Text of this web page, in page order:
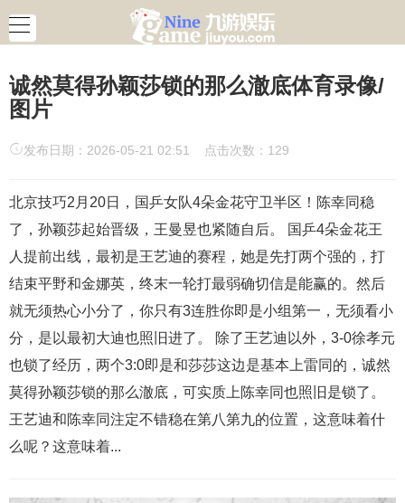
诚然莫得孙颖莎锁的那么澈底体育录像/
图片
发布日期：2026-05-21 02:51 点击次数：129
北京技巧2月20日，国乒女队4朵金花守卫半区！陈幸同稳
了，孙颖莎起始晋级，王曼昱也紧随自后。 国乒4朵金花王
人提前出线，最初是王艺迪的赛程，她是先打两个强的，打
结束平野和金娜英，终末一轮打最弱确切信是能赢的。然后
就无须热心小分了，你只有3连胜你即是小组第一，无须看小
分，是以最初大迪也照旧进了。 除了王艺迪以外，3-0徐孝元
也锁了经历，两个3:0即是和莎莎这边是基本上雷同的，诚然
莫得孙颖莎锁的那么澈底，可实质上陈幸同也照旧是锁了。
王艺迪和陈幸同注定不错稳在第八第九的位置，这意味着什
么呢？这意味着...